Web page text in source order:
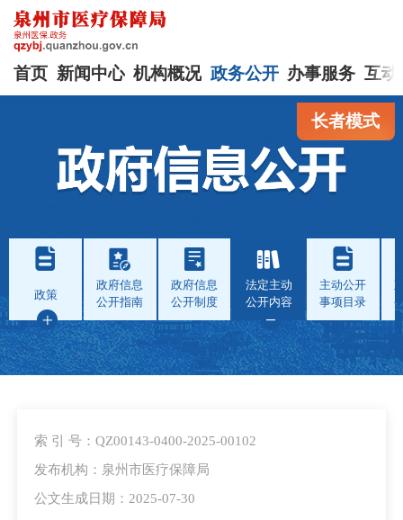
首页 新闻中心 机构概况 政务公开 办事服务 互动
长者模式
政策
政府信息
公开指南
政府信息
公开制度
法定主动
公开内容
主动公开
事项目录
索 引 号：QZ00143-0400-2025-00102
发布机构：泉州市医疗保障局
公文生成日期：2025-07-30